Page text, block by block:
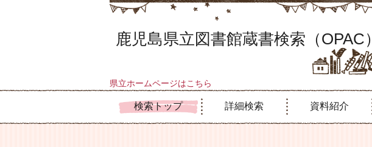
鹿児島県立図書館蔵書検索（OPAC）
県立ホームページはこちら
検索トップ 詳細検索 資料紹介